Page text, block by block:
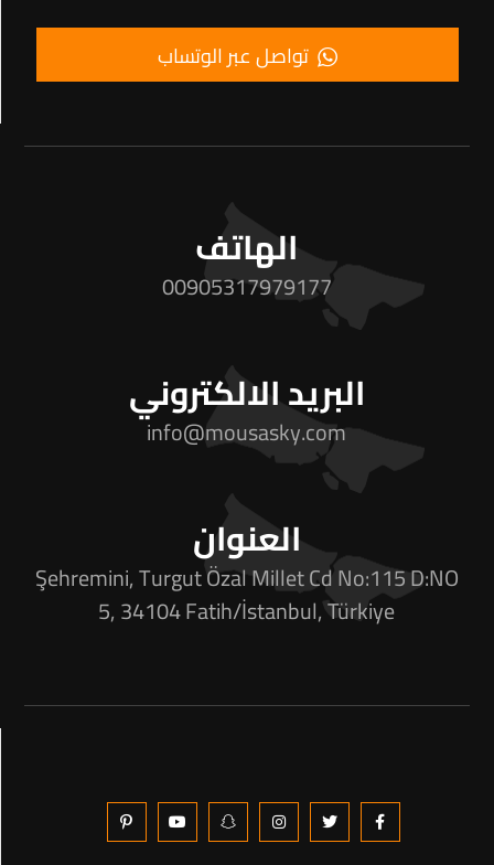
تواصل عبر الوتساب
الهاتف
00905317979177
البريد الالكتروني
info@mousasky.com
العنوان
Şehremini, Turgut Özal Millet Cd No:115 D:NO
5, 34104 Fatih/İstanbul, Türkiye